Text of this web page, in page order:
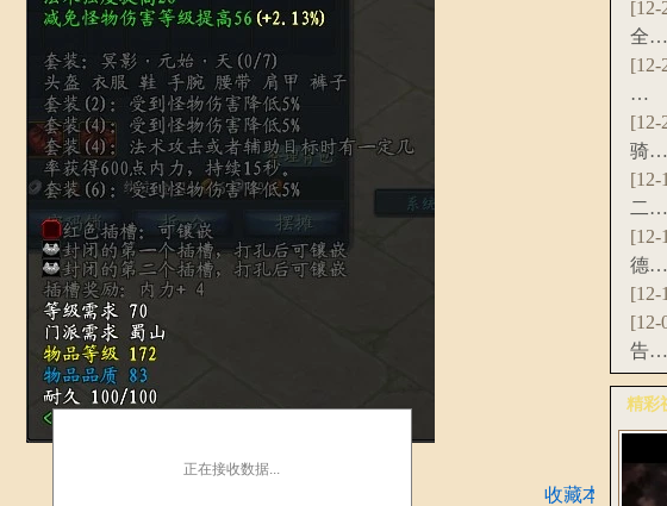
收藏本文
正在接收数据...
[12-
全…
[12-
…
[12-
骑…
[12-
二…
[12-
德…
[12-
[12-
告…
精彩